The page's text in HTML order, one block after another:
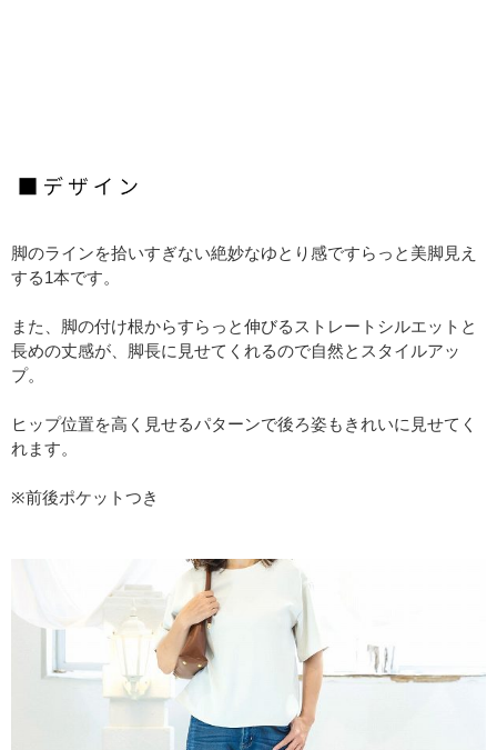
脚のラインを拾いすぎない絶妙なゆとり感ですらっと美脚見え
する1本です。
また、脚の付け根からすらっと伸びるストレートシルエットと
長めの丈感が、脚長に見せてくれるので自然とスタイルアッ
プ。
ヒップ位置を高く見せるパターンで後ろ姿もきれいに見せてく
れます。
※前後ポケットつき